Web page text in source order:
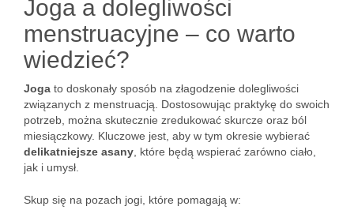
Joga a dolegliwości
menstruacyjne – co warto
wiedzieć?
Joga to doskonały sposób na złagodzenie dolegliwości
związanych z menstruacją. Dostosowując praktykę do swoich
potrzeb, można skutecznie zredukować skurcze oraz ból
miesiączkowy. Kluczowe jest, aby w tym okresie wybierać
delikatniejsze asany , które będą wspierać zarówno ciało,
jak i umysł.
Skup się na pozach jogi, które pomagają w: